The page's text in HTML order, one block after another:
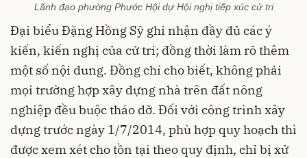
Lãnh đạo phường Phước Hội dự Hội nghị tiếp xúc cử tri
Đại biểu Đặng Hồng Sỹ ghi nhận đầy đủ các ý
kiến, kiến nghị của cử tri; đồng thời làm rõ thêm
một số nội dung. Đồng chí cho biết, không phải
mọi trường hợp xây dựng nhà trên đất nông
nghiệp đều buộc tháo dỡ. Đối với công trình xây
dựng trước ngày 1/7/2014, phù hợp quy hoạch thì
được xem xét cho tồn tại theo quy định, chỉ bị xử